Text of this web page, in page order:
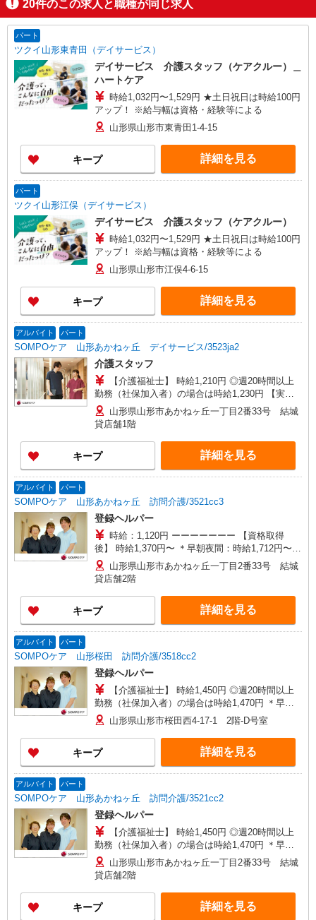
20件のこの求人と職種が同じ求人
パート
ツクイ山形東青田（デイサービス）
デイサービス 介護スタッフ（ケアクルー）＿
ハートケア
時給1,032円〜1,529円 ★土日祝日は時給100円
アップ！ ※給与幅は資格・経験等による
山形県山形市東青田1-4-15
キープ 詳細を見る
パート
ツクイ山形江俣（デイサービス）
デイサービス 介護スタッフ（ケアクルー）
時給1,032円〜1,529円 ★土日祝日は時給100円
アップ！ ※給与幅は資格・経験等による
山形県山形市江俣4-6-15
キープ 詳細を見る
アルバイト パート
SOMPOケア 山形あかねヶ丘 デイサービス/3523ja2
介護スタッフ
【介護福祉士】 時給1,210円 ◎週20時間以上
勤務（社保加入者）の場合は時給1,230円 【実務
者研修・初任者研修（ヘルパー1級・2級）・無資
格】 時給1,130円 ◎週20時間以上勤務（社保加入
者）の場合は時給1,150円
山形県山形市あかねヶ丘一丁目2番33号 結城
貸店舗1階
キープ 詳細を見る
アルバイト パート
SOMPOケア 山形あかねヶ丘 訪問介護/3521cc3
登録ヘルパー
時給：1,120円 ーーーーーーー 【資格取得
後】 時給1,370円〜 ＊早朝夜間：時給1,712円〜
＊日曜祝日：時給1,670円〜 ーーーーーーー
山形県山形市あかねヶ丘一丁目2番33号 結城
貸店舗2階
キープ 詳細を見る
アルバイト パート
SOMPOケア 山形桜田 訪問介護/3518cc2
登録ヘルパー
【介護福祉士】 時給1,450円 ◎週20時間以上
勤務（社保加入者）の場合は時給1,470円 ＊早朝
夜間（〜8:00、18:00〜）：時給1,813円〜 ＊日曜
祝日：時給1,750円〜 【実務者研修・初任者研修
（ヘルパー1級・2級）】 時給1,370円 ◎週20時間
以上勤務（社保加入者）の場合は時給1,390円〜
＊早朝夜間（〜8:00、18:00〜）：時給1,713円〜
助が同時給 ◎キャンセル手当：職務時給の60％支
給
山形県山形市桜田西4-17-1 2階-D号室
キープ 詳細を見る
アルバイト パート
SOMPOケア 山形あかねヶ丘 訪問介護/3521cc2
登録ヘルパー
【介護福祉士】 時給1,450円 ◎週20時間以上
勤務（社保加入者）の場合は時給1,470円 ＊早朝
夜間（〜8:00、18:00〜）：時給1,813円〜 ＊日曜
祝日：時給1,750円〜 【実務者研修・初任者研修
（ヘルパー1級・2級）】 時給1,370円 ◎週20時間
以上勤務（社保加入者）の場合は時給1,390円〜
＊早朝夜間（〜8:00、18:00〜）：時給1,713円〜
山形県山形市あかねヶ丘一丁目2番33号 結城
貸店舗2階
キープ 詳細を見る